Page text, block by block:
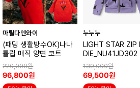
마틸다엔와이
(패딩 생활방수OK)나나
튤립 매직 양면 코트
220,000원
96,800원
누누누
LIGHT STAR ZIP
DIE_NU41JD302
139,000원
69,500원